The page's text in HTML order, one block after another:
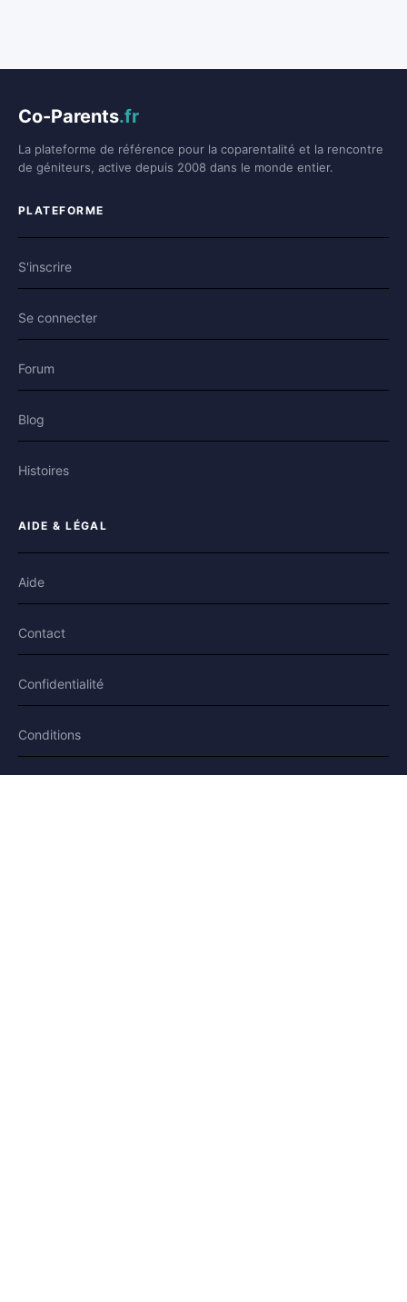
Co-Parents.fr
La plateforme de référence pour la coparentalité et la rencontre
de géniteurs, active depuis 2008 dans le monde entier.
PLATEFORME
S'inscrire
Se connecter
Forum
Blog
Histoires
AIDE & LÉGAL
Aide
Contact
Confidentialité
Conditions